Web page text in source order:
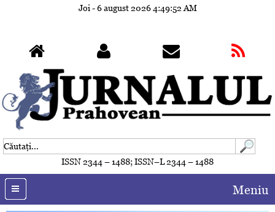
Joi - 6 august 20264:49:54 AM
ISSN 2344 – 1488; ISSN–L 2344 – 1488
Meniu